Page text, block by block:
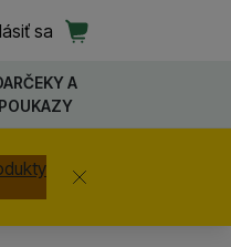
sekcia
sa Košík
A
POUKAZY
Zavrieť